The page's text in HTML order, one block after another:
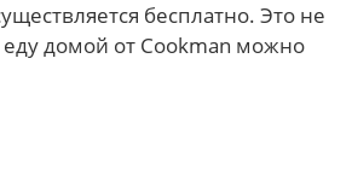
бесплатно. Это не
домой от Cookman можно